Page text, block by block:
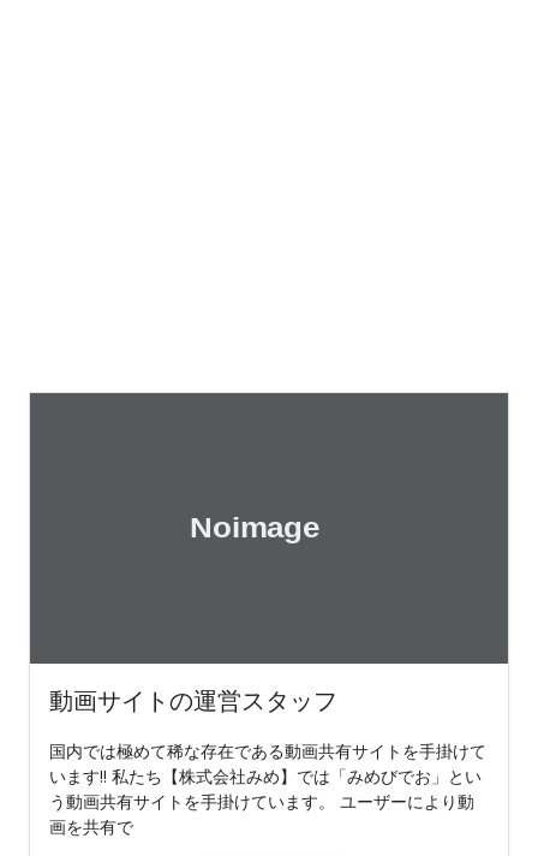
動画サイトの運営スタッフ
国内では極めて稀な存在である動画共有サイトを手掛けて
います!! 私たち【株式会社みめ】では「みめびでお」とい
う動画共有サイトを手掛けています。 ユーザーにより動
画を共有で